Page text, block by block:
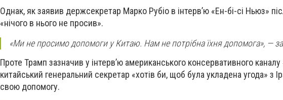
Однак, як заявив держсекретар Марко Рубіо в інтерв’ю «Ен-бі-сі Ньюз»
«нічого в нього не просив».
«Ми не просимо допомоги у Китаю. Нам не потрібна їхня допомога», —
Проте Трамп зазначив у інтерв’ю американського консервативного
китайський генеральний секретар «хотів би, щоб була укладена угода» з
свою допомогу.